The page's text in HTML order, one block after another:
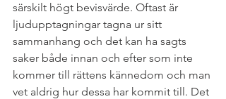
särskilt högt bevisvärde. Oftast är
ljudupptagningar tagna ur sitt
sammanhang och det kan ha sagts
saker både innan och efter som inte
kommer till rättens kännedom och man
vet aldrig hur dessa har kommit till. Det